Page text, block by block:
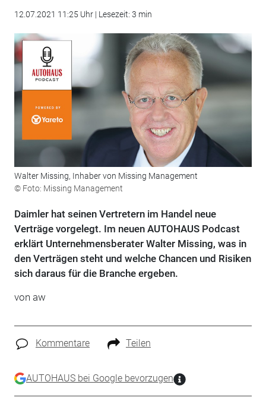
12.07.2021 11:25 Uhr | Lesezeit: 3 min
Walter Missing, Inhaber von Missing Management
© Foto: Missing Management
Daimler hat seinen Vertretern im Handel neue
Verträge vorgelegt. Im neuen AUTOHAUS Podcast
erklärt Unternehmensberater Walter Missing, was in
den Verträgen steht und welche Chancen und Risiken
sich daraus für die Branche ergeben.
von aw
Kommentare Teilen
AUTOHAUS bei Google bevorzugen